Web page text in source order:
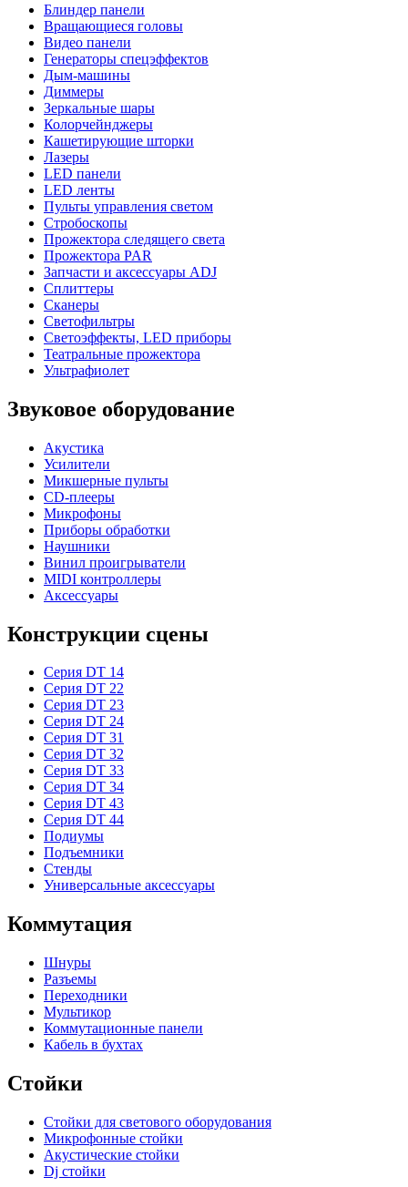
Блиндер панели
Вращающиеся головы
Видео панели
Генераторы спецэффектов
Дым-машины
Диммеры
Зеркальные шары
Колорчейнджеры
Кашетирующие шторки
Лазеры
LED панели
LED ленты
Пульты управления светом
Стробоскопы
Прожектора следящего света
Прожектора PAR
Запчасти и аксессуары ADJ
Сплиттеры
Сканеры
Светофильтры
Светоэффекты, LED приборы
Театральные прожектора
Ультрафиолет
Звуковое оборудование
Акустика
Усилители
Микшерные пульты
CD-плееры
Микрофоны
Приборы обработки
Наушники
Винил проигрыватели
MIDI контроллеры
Аксессуары
Конструкции сцены
Серия DT 14
Серия DT 22
Серия DT 23
Серия DT 24
Серия DT 31
Серия DT 32
Серия DT 33
Серия DT 34
Серия DT 43
Серия DT 44
Подиумы
Подъемники
Стенды
Универсальные аксессуары
Коммутация
Шнуры
Разъемы
Переходники
Мультикор
Коммутационные панели
Кабель в бухтах
Стойки
Стойки для светового оборудования
Микрофонные стойки
Акустические стойки
Dj стойки